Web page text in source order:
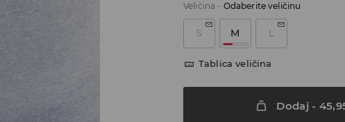
Veličina - Odaberite veličinu
S M L
Tablica veličina
Dodaj-